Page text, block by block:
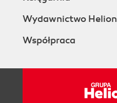
Wydawnictwo Helion
Współpraca